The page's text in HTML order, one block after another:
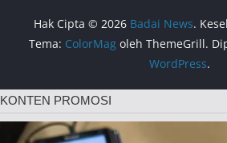
Hak Cipta © 2026 Badai News.
Tema: ColorMag oleh ThemeGrill.
WordPress.